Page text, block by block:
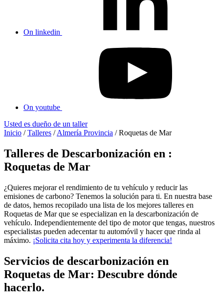
On linkedin
On youtube
Usted es dueño de un taller
Inicio /Talleres /Almería Provincia /Roquetas de Mar
Talleres de Descarbonización en :
Roquetas de Mar
¿Quieres mejorar el rendimiento de tu vehículo y reducir las
emisiones de carbono? Tenemos la solución para ti. En nuestra base
de datos, hemos recopilado una lista de los mejores talleres en
Roquetas de Mar que se especializan en la descarbonización de
vehículo. Independientemente del tipo de motor que tengas, nuestros
especialistas pueden adecentar tu automóvil y hacer que rinda al
máximo. ¡Solicita cita hoy y experimenta la diferencia!
Servicios de descarbonización en
Roquetas de Mar: Descubre dónde
hacerlo.